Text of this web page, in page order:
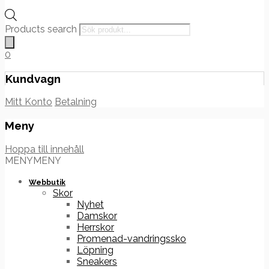
Products search
0
Kundvagn
Mitt Konto Betalning
Meny
Hoppa till innehåll
MENYMENY
Webbutik
Skor
Nyhet
Damskor
Herrskor
Promenad-vandringssko
Löpning
Sneakers